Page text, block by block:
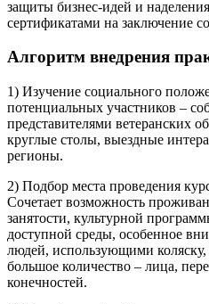
защиты бизнес-идей и
сертификатами на заключение
Алгоритм внедрения
1) Изучение социального
потенциальных участников –
представителями ветеранских
круглые столы, выездные
регионы.
2) Подбор места проведения
Сочетает возможность
занятости, культурной
доступной среды, особенное
людей, использующими коляску,
большое количество – лица,
конечностей.